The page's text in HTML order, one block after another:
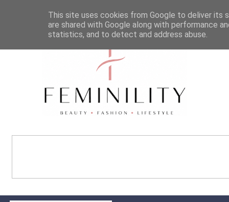
This site uses cookies from Google to deliver its
are shared with Google along with performance
statistics, and to detect and address abuse.